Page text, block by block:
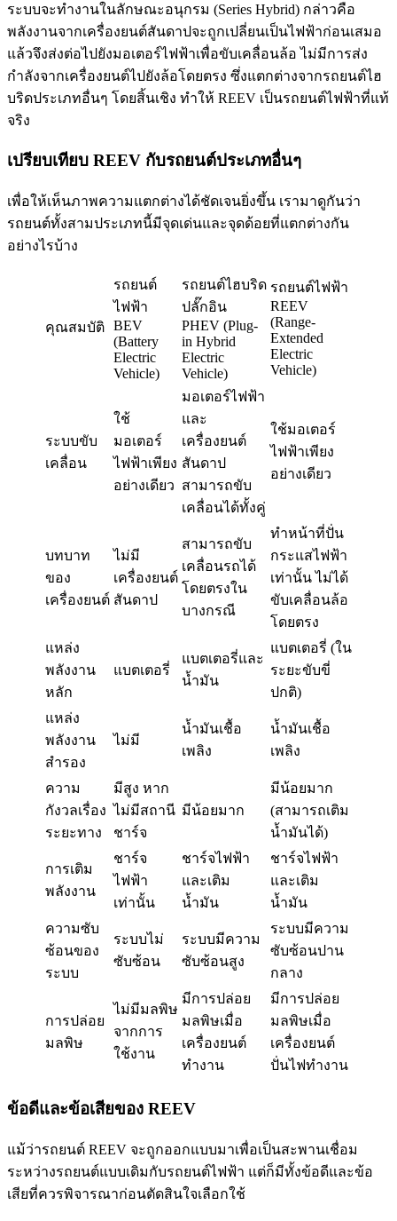
ระบบจะทำงานในลักษณะอนุกรม (Series Hybrid) กล่าวคือ
พลังงานจากเครื่องยนต์สันดาปจะถูกเปลี่ยนเป็นไฟฟ้าก่อนเสมอ
แล้วจึงส่งต่อไปยังมอเตอร์ไฟฟ้าเพื่อขับเคลื่อนล้อ ไม่มีการส่ง
กำลังจากเครื่องยนต์ไปยังล้อโดยตรง ซึ่งแตกต่างจากรถยนต์ไฮ
บริดประเภทอื่นๆ โดยสิ้นเชิง ทำให้ REEV เป็นรถยนต์ไฟฟ้าที่แท้
จริง
เปรียบเทียบ REEV กับรถยนต์ประเภทอื่นๆ
เพื่อให้เห็นภาพความแตกต่างได้ชัดเจนยิ่งขึ้น เรามาดูกันว่า
รถยนต์ทั้งสามประเภทนี้มีจุดเด่นและจุดด้อยที่แตกต่างกัน
อย่างไรบ้าง
คุณสมบัติ
รถยนต์
ไฟฟ้า
BEV
(Battery
Electric
Vehicle)
รถยนต์ไฮบริด
ปลั๊กอิน
PHEV (Plug-
in Hybrid
Electric
Vehicle)
รถยนต์ไฟฟ้า
REEV
(Range-
Extended
Electric
Vehicle)
ระบบขับ
เคลื่อน
ใช้
มอเตอร์
ไฟฟ้าเพียง
อย่างเดียว
มอเตอร์ไฟฟ้า
และ
เครื่องยนต์
สันดาป
สามารถขับ
เคลื่อนได้ทั้งคู่
ใช้มอเตอร์
ไฟฟ้าเพียง
อย่างเดียว
บทบาท
ของ
เครื่องยนต์
ไม่มี
เครื่องยนต์
สันดาป
สามารถขับ
เคลื่อนรถได้
โดยตรงใน
บางกรณี
ทำหน้าที่ปั่น
กระแสไฟฟ้า
เท่านั้น ไม่ได้
ขับเคลื่อนล้อ
โดยตรง
แหล่ง
พลังงาน
หลัก
แบตเตอรี่
แบตเตอรี่และ
น้ำมัน
แบตเตอรี่ (ใน
ระยะขับขี่
ปกติ)
แหล่ง
พลังงาน
สำรอง
ไม่มี
น้ำมันเชื้อ
เพลิง
น้ำมันเชื้อ
เพลิง
ความ
กังวลเรื่อง
ระยะทาง
มีสูง หาก
ไม่มีสถานี
ชาร์จ
มีน้อยมาก
มีน้อยมาก
(สามารถเติม
น้ำมันได้)
การเติม
พลังงาน
ชาร์จ
ไฟฟ้า
เท่านั้น
ชาร์จไฟฟ้า
และเติม
น้ำมัน
ชาร์จไฟฟ้า
และเติม
น้ำมัน
ความซับ
ซ้อนของ
ระบบ
ระบบไม่
ซับซ้อน
ระบบมีความ
ซับซ้อนสูง
ระบบมีความ
ซับซ้อนปาน
กลาง
การปล่อย
มลพิษ
ไม่มีมลพิษ
จากการ
ใช้งาน
มีการปล่อย
มลพิษเมื่อ
เครื่องยนต์
ทำงาน
มีการปล่อย
มลพิษเมื่อ
เครื่องยนต์
ปั่นไฟทำงาน
ข้อดีและข้อเสียของ REEV
แม้ว่ารถยนต์ REEV จะถูกออกแบบมาเพื่อเป็นสะพานเชื่อม
ระหว่างรถยนต์แบบเดิมกับรถยนต์ไฟฟ้า แต่ก็มีทั้งข้อดีและข้อ
เสียที่ควรพิจารณาก่อนตัดสินใจเลือกใช้